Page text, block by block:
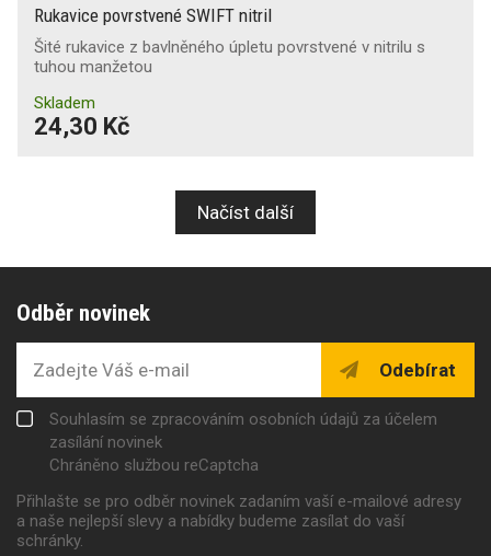
Rukavice povrstvené SWIFT nitril
Šité rukavice z bavlněného úpletu povrstvené v nitrilu s
tuhou manžetou
Skladem
24,30 Kč
Načíst další
Odběr novinek
Odebírat
Souhlasím se zpracováním osobních údajů za účelem
zasílání novinek
Chráněno službou reCaptcha
Přihlašte se pro odběr novinek zadaním vaší e-mailové adresy
a naše nejlepší slevy a nabídky budeme zasílat do vaší
schránky.